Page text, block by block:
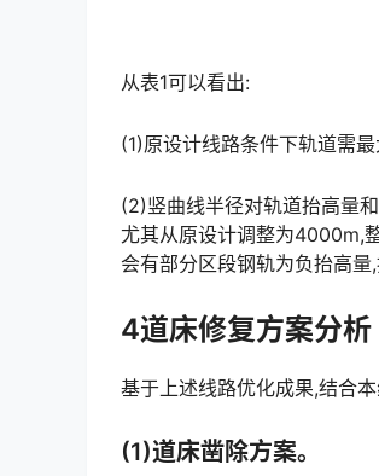
从表1可以看出:
(1)原设计线路条件下轨道需
(2)竖曲线半径对轨道抬高量
尤其从原设计调整为4000m,
会有部分区段钢轨为负抬高量
4道床修复方案分析
基于上述线路优化成果,结合
(1)道床凿除方案。